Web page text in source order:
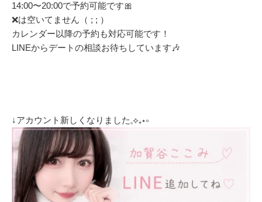
14:00〜20:00で予約可能です🎀
❌は空いてません（ ; ; ）
カレンダー以降の予約も対応可能です！
LINEからデートの相談お待ちしています🎶
↓アカウント新しくなりました𓈒⟡₊⋆∘